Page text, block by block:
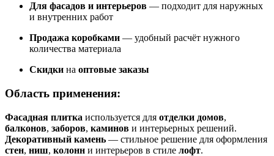
Для фасадов и интерьеров — подходит для наружных
и внутренних работ
Продажа коробками — удобный расчёт нужного
количества материала
Скидки на оптовые заказы
Область применения:
Фасадная плитка используется для отделки домов,
балконов, заборов, каминов и интерьерных решений.
Декоративный камень — стильное решение для оформления
стен, ниш, колонн и интерьеров в стиле лофт.